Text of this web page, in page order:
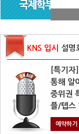
KNS 입시 설명
[특기
통해 알
중위권
플/텝스
예약하기